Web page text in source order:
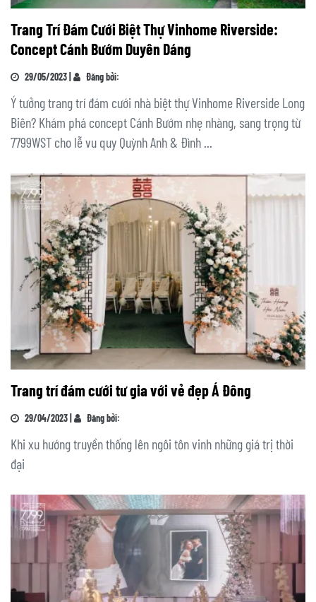
Trang Trí Đám Cưới Biệt Thự Vinhome Riverside:
Concept Cánh Bướm Duyên Dáng
29/05/2023 | Đăng bởi:
Ý tưởng trang trí đám cưới nhà biệt thự Vinhome Riverside Long
Biên? Khám phá concept Cánh Bướm nhẹ nhàng, sang trọng từ
7799WST cho lễ vu quy Quỳnh Anh & Đình ...
Trang trí đám cưới tư gia với vẻ đẹp Á Đông
29/04/2023 | Đăng bởi:
Khi xu hướng truyền thống lên ngôi tôn vinh những giá trị thời
đại